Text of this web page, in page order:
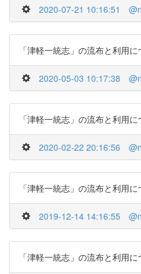
2020-07-21 10:16:51
「津軽一統志」の流布と利用
2020-05-03 10:17:38
「津軽一統志」の流布と利用
2020-02-22 20:16:56
「津軽一統志」の流布と利用
2019-12-14 14:16:55
「津軽一統志」の流布と利用